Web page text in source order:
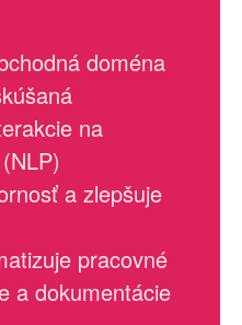
doména
na
a zlepšuje
pracovné
a dokumentácie